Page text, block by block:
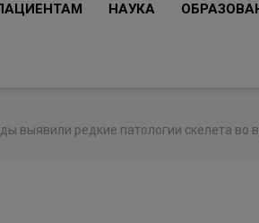
НАУКА
выявили редкие патологии скелета во